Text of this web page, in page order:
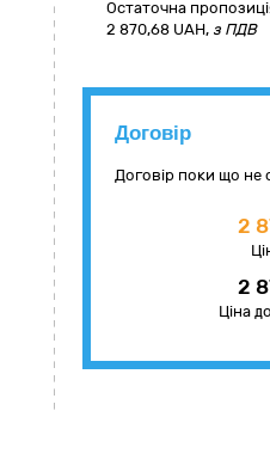
Остаточна
2 870,68 UAH, з ПДВ
Договір
Договір поки що не
2
2
Ціна